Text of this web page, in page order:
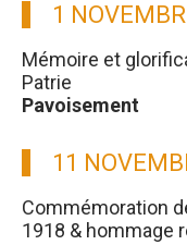
1
Mémoire et
Patrie
Pavoisement
11
Commémoration
1918 & hommage